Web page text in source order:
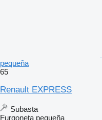
pequeña
65
Renault EXPRESS
Subasta
Furgoneta pequeña